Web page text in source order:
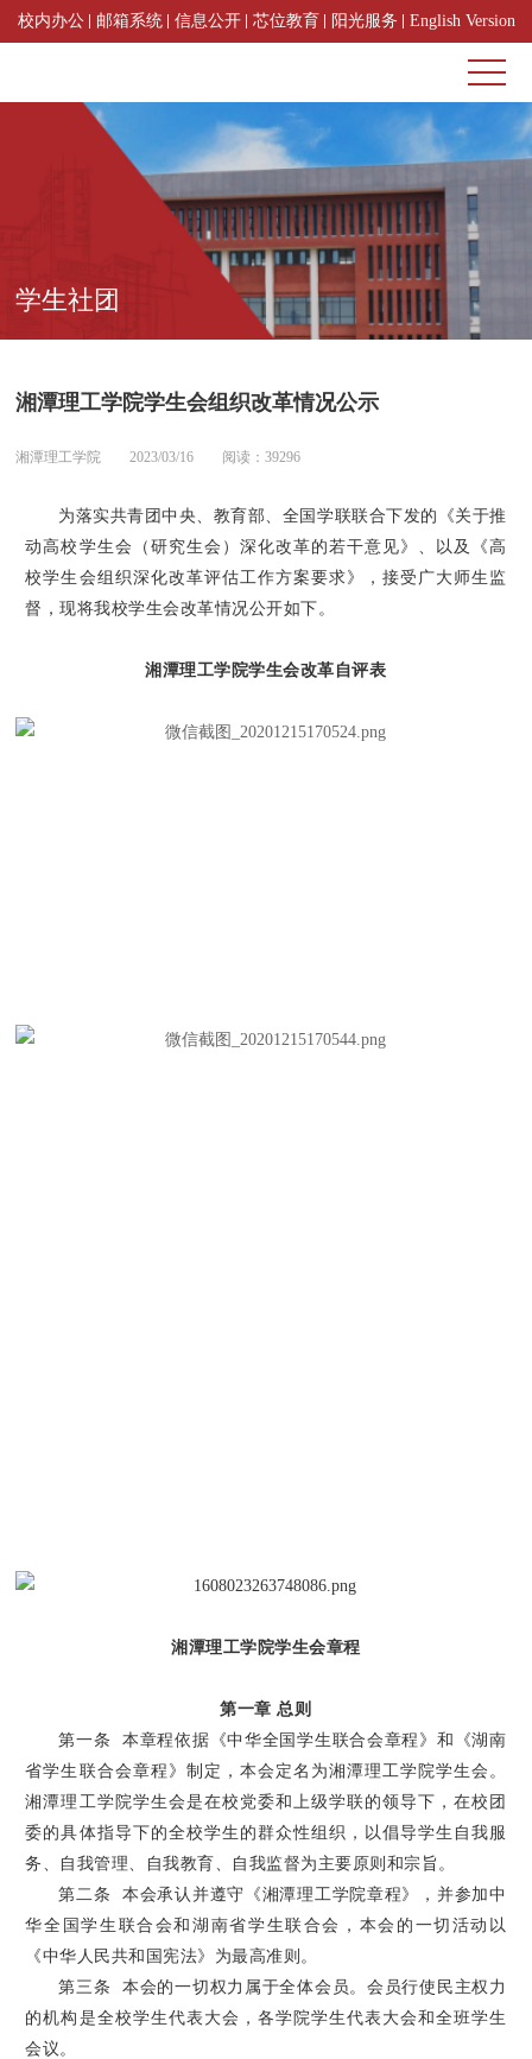
校内办公 邮箱系统 信息公开 芯位教育 阳光服务 English Version
学生社团
湘潭理工学院学生会组织改革情况公示
湘潭理工学院 2023/03/16 阅读：39296
为落实共青团中央、教育部、全国学联联合下发的《关于推
动高校学生会（研究生会）深化改革的若干意见》、以及《高
校学生会组织深化改革评估工作方案要求》，接受广大师生监
督，现将我校学生会改革情况公开如下。
湘潭理工学院学生会改革自评表
湘潭理工学院学生会章程
第一章 总则
第一条 本章程依据《中华全国学生联合会章程》和《湖南
省学生联合会章程》制定，本会定名为湘潭理工学院学生会。
湘潭理工学院学生会是在校党委和上级学联的领导下，在校团
委的具体指导下的全校学生的群众性组织，以倡导学生自我服
务、自我管理、自我教育、自我监督为主要原则和宗旨。
第二条 本会承认并遵守《湘潭理工学院章程》，并参加中
华全国学生联合会和湖南省学生联合会，本会的一切活动以
《中华人民共和国宪法》为最高准则。
第三条 本会的一切权力属于全体会员。会员行使民主权力
的机构是全校学生代表大会，各学院学生代表大会和全班学生
会议。